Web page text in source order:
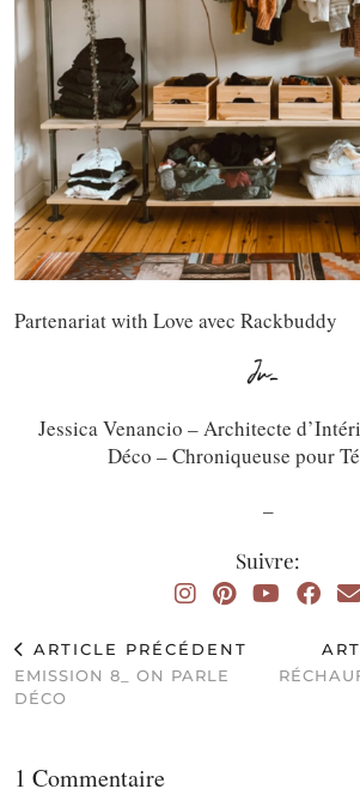
Partenariat with Love avec Rackbuddy
Jessica Venancio – Architecte
Déco – Chroniqueuse pour
Suivre:
ARTICLE PRÉCÉDENT
EMISSION 8_ ON PARLE
DÉCO
1 Commentaire